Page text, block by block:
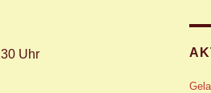
Uhr